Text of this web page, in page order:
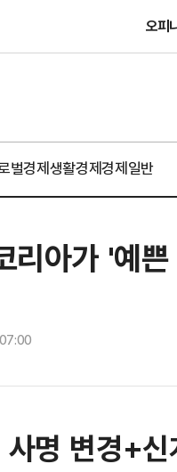
오피
벌경제생활경제경제일반
아가 '예
명 변경+